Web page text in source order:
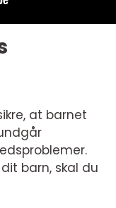
at barnet
barn, skal du